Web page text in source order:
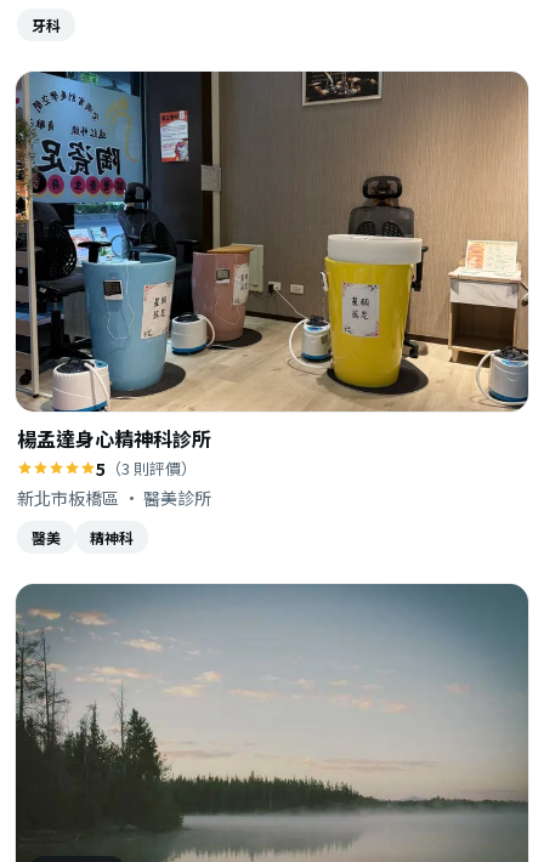
牙科
楊孟達身心精神科診所
5 （3 則評價）
新北市板橋區 · 醫美診所
醫美 精神科